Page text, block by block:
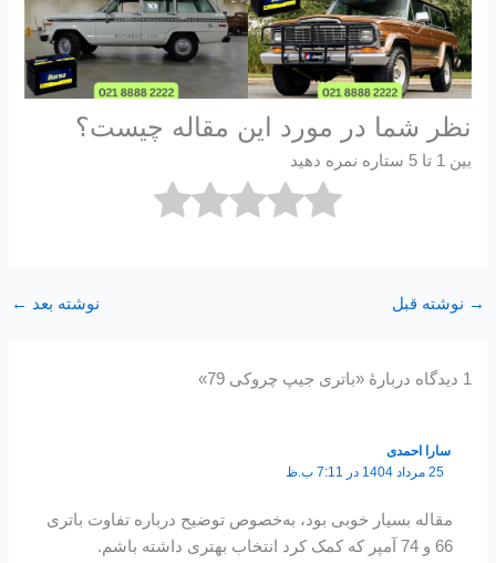
نظر شما در مورد این مقاله چیست؟
بین 1 تا 5 ستاره نمره دهید
→ نوشته قبل نوشته بعد ←
1 دیدگاه دربارهٔ «باتری جیپ چروکی 79»
سارا احمدی
25 مرداد 1404 در 7:11 ب.ظ
مقاله بسیار خوبی بود، به‌خصوص توضیح درباره تفاوت باتری
66 و 74 آمپر که کمک کرد انتخاب بهتری داشته باشم.